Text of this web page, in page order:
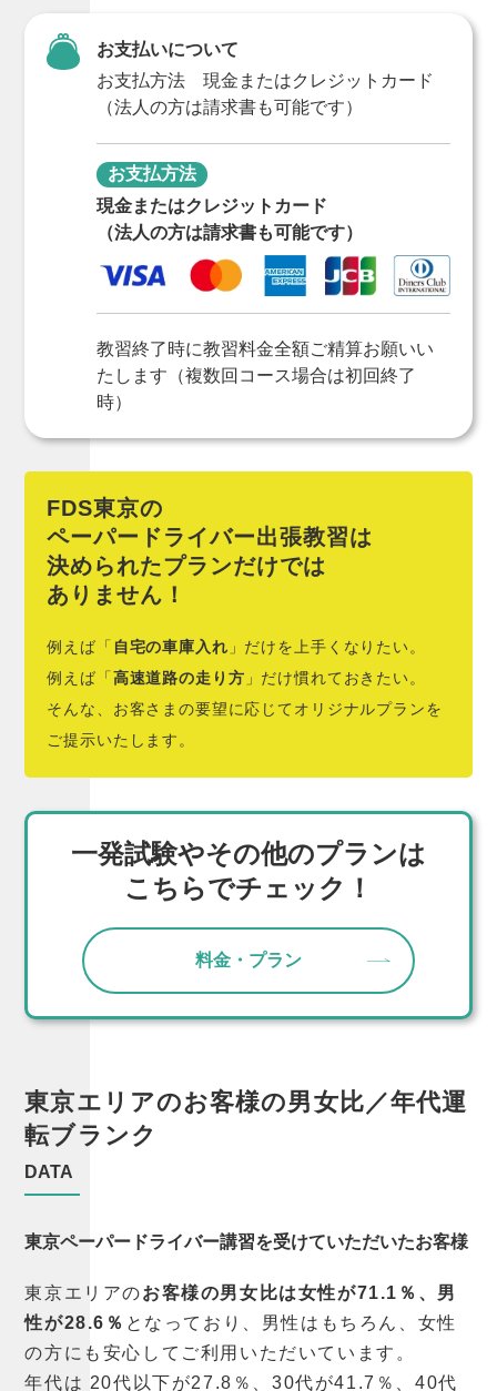
お支払いについて
お支払方法 現金またはクレジットカード
（法人の方は請求書も可能です）
お支払方法
現金またはクレジットカード
（法人の方は請求書も可能です）
教習終了時に教習料金全額ご精算お願いい
たします（複数回コース場合は初回終了
時）
FDS東京の
ペーパードライバー出張教習は
決められたプランだけでは
ありません！
例えば「 自宅の車庫入れ 」だけを上手くなりたい。
例えば「高速道路の走り方 」だけ慣れておきたい。
そんな、お客さまの要望に応じてオリジナルプランを
ご提示いたします。
一発試験やその他のプランは
こちらでチェック！
料金・プラン
東京エリアのお客様の男女比／年代運
転ブランク
DATA
東京ペーパードライバー講習を受けていただいたお客様
東京エリアのお客様の男女比は女性が71.1％、男
性が28.6％ となっており、男性はもちろん、女性
の方にも安心してご利用いただいています。
年代は 20代以下が27.8％、30代が41.7％、40代